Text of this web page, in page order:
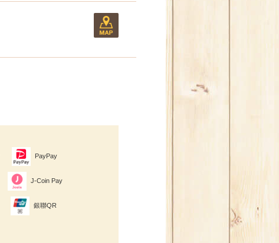
PayPay
J-Coin Pay
銀聯QR